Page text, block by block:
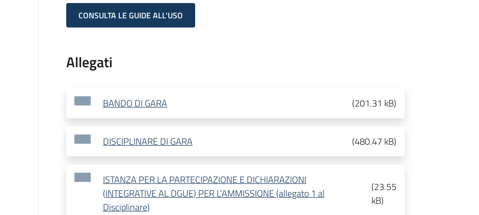
CONSULTA LE GUIDE ALL'USO
Allegati
BANDO DI GARA (201.31 kB)
DISCIPLINARE DI GARA (480.47 kB)
ISTANZA PER LA PARTECIPAZIONE E DICHIARAZIONI
(INTEGRATIVE AL DGUE) PER L'AMMISSIONE (allegato 1 al
Disciplinare)
(23.55
kB)